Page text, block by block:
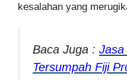
kesalahan yang
Baca Juga : Jasa
Tersumpah Fiji